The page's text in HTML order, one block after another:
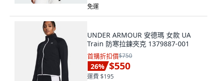
免運
UNDER ARMOUR 安德瑪 女款 UA
Train 防寒拉鍊夾克 1379887-001
首購折扣價$750
26% $550
運費 $195